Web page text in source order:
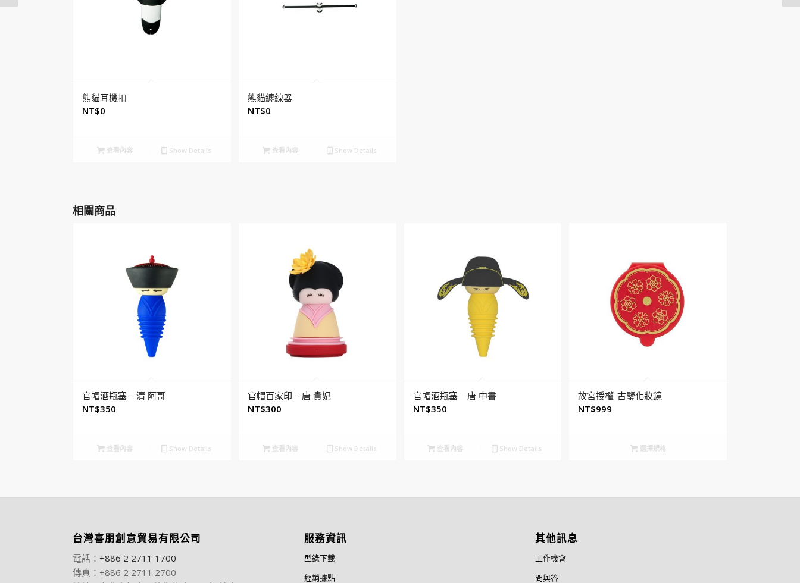
熊貓耳機扣
NT$0
查看內容 Show Details
熊貓纏線器
NT$0
查看內容 Show Details
相關商品
官帽酒瓶塞 – 清 阿哥
NT$350
查看內容 Show Details
官帽百家印 – 唐 貴妃
NT$300
查看內容 Show Details
官帽酒瓶塞 – 唐 中書
NT$350
查看內容 Show Details
故宮授權-古鑒化妝鏡
NT$999
選擇規格
台灣喜朋創意貿易有限公司
電話： +886 2 2711 1700
傳真：+886 2 2711 2700
服務資訊
型錄下載
經銷據點
其他訊息
工作機會
問與答